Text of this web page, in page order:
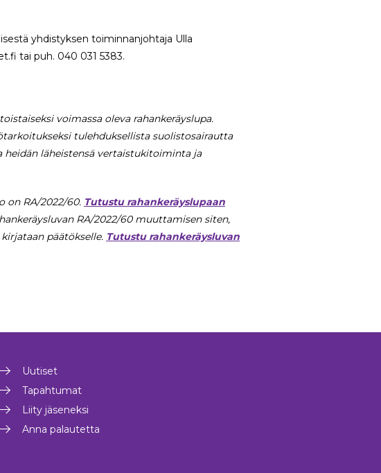
yhdistyksen toiminnanjohtaja Ulla
tai puh. 040 031 5383.
voimassa oleva rahankeräyslupa.
tulehduksellista suolistosairautta
heidän läheistensä vertaistukitoiminta ja
on RA/2022/60. Tutustu rahankeräyslupaan
RA/2022/60 muuttamisen siten,
päätökselle. Tutustu rahankeräysluvan
Uutiset
Tapahtumat
Liity jäseneksi
Anna palautetta